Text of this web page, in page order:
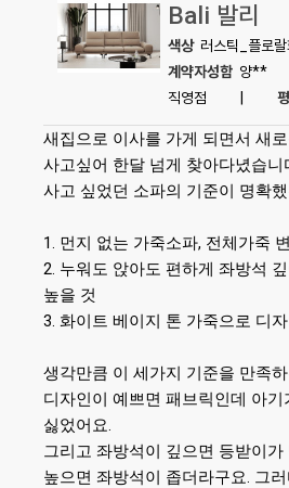
Bali 발리
색상 러스틱_플로
계약자성함 양**
직영점
새집으로 이사를 가게 되면서 새
사고싶어 한달 넘게 찾아다녔습니
사고 싶었던 소파의 기준이 명확했
1. 먼지 없는 가죽소파, 전체가죽
2. 누워도 앉아도 편하게 좌방석
높을 것
3. 화이트 베이지 톤 가죽으로 디
생각만큼 이 세가지 기준을 만족
디자인이 예쁘면 패브릭인데 아기
싫었어요.
그리고 좌방석이 깊으면 등받이
높으면 좌방석이 좁더라구요. 그